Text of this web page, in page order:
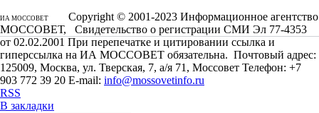
ИА МОССОВЕТ
Copyright © 2001-2023 Информационное агентство
МОССОВЕТ, Свидетельство о регистрации СМИ Эл 77-4353
от 02.02.2001 При перепечатке и цитировании ссылка и
гиперссылка на ИА МОССОВЕТ обязательна. Почтовый адрес:
125009, Москва, ул. Тверская, 7, а/я 71, Моссовет Телефон: +7
903 772 39 20 E-mail: info@mossovetinfo.ru
RSS
В закладки